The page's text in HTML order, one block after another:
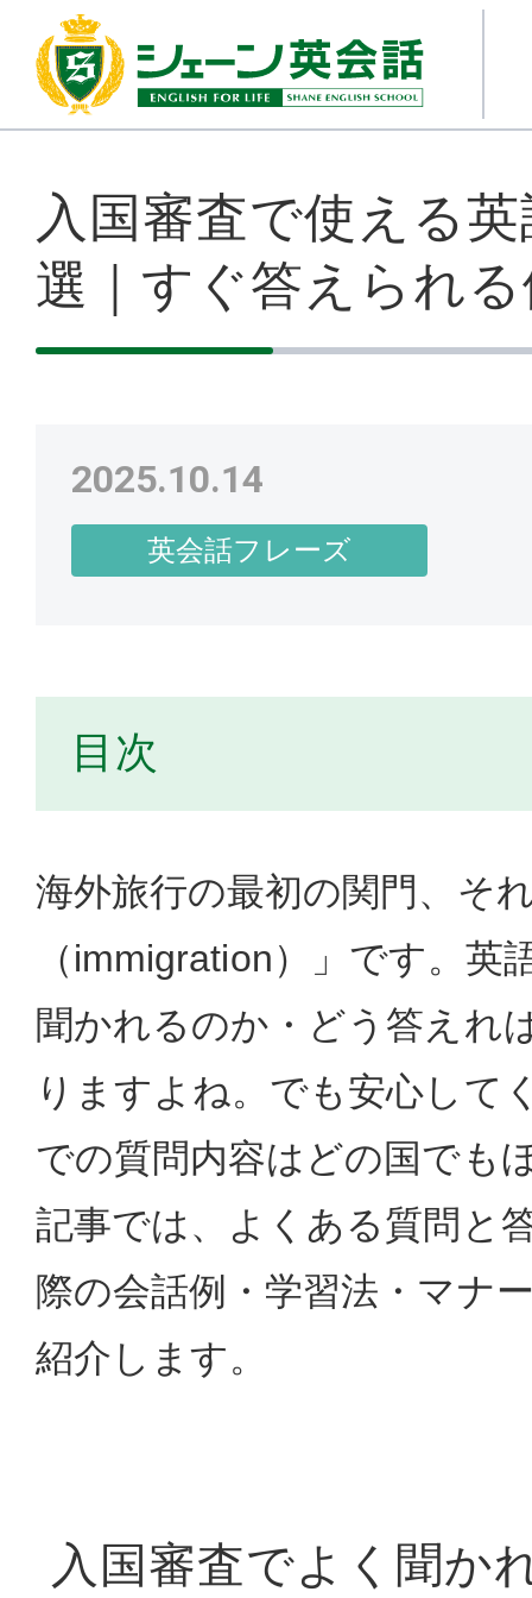
入国審査で使える
選｜すぐ答えられ
2025.10.14
英会話フレーズ
目次
海外旅行の最初の関門、そ
（immigration）」です。英
聞かれるのか・どう答えれ
りますよね。でも安心して
での質問内容はどの国でも
記事では、よくある質問と
際の会話例・学習法・マナ
紹介します。
入国審査でよく聞か